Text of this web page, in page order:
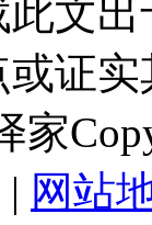
此文
证
家
| 网站